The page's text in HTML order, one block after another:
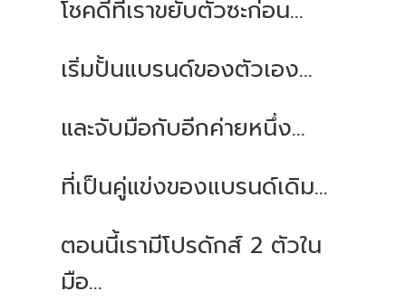
โชคดีที่เราขยับตัวซะก่อน...
เริ่มปั้นแบรนด์ของตัวเอง...
และจับมือกับอีกค่ายหนึ่ง...
ที่เป็นคู่แข่งของแบรนด์เดิม...
ตอนนี้เรามีโปรดักส์ 2 ตัวใน
มือ...